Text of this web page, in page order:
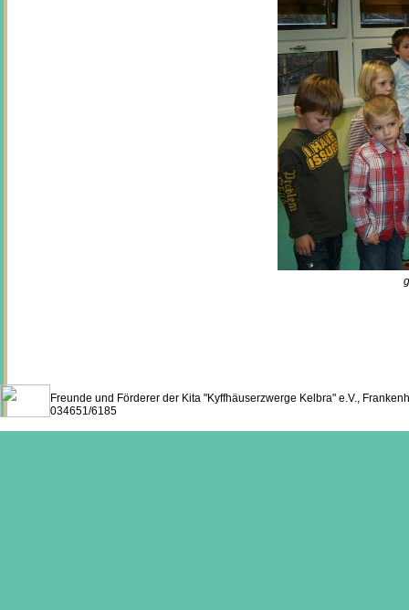
Freunde und Förderer der Kita "Kyffhäuserzwerge Kelbra" e.V.,
034651/6185